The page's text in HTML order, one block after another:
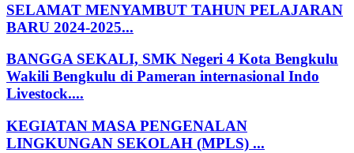
SELAMAT MENYAMBUT TAHUN PELAJARAN
BARU 2024-2025...
BANGGA SEKALI, SMK Negeri 4 Kota Bengkulu
Wakili Bengkulu di Pameran internasional Indo
Livestock....
KEGIATAN MASA PENGENALAN
LINGKUNGAN SEKOLAH (MPLS) ...